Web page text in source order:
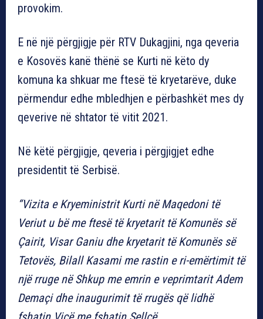
provokim.
E në një përgjigje për RTV Dukagjini, nga qeveria
e Kosovës kanë thënë se Kurti në këto dy
komuna ka shkuar me ftesë të kryetarëve, duke
përmendur edhe mbledhjen e përbashkët mes dy
qeverive në shtator të vitit 2021.
Në këtë përgjigje, qeveria i përgjigjet edhe
presidentit të Serbisë.
“Vizita e Kryeministrit Kurti në Maqedoni të
Veriut u bë me ftesë të kryetarit të Komunës së
Çairit, Visar Ganiu dhe kryetarit të Komunës së
Tetovës, Bilall Kasami me rastin e ri-emërtimit të
një rruge në Shkup me emrin e veprimtarit Adem
Demaçi dhe inaugurimit të rrugës që lidhë